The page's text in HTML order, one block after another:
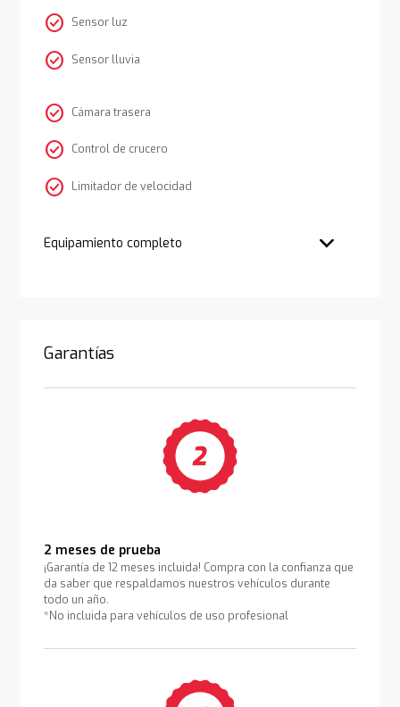
check_circle Sensor luz
check_circle Sensor lluvia
check_circle Cámara trasera
check_circle Control de crucero
check_circle Limitador de velocidad
Equipamiento completo
Garantías
2 meses de prueba
¡Garantía de 12 meses incluida! Compra con la confianza que
da saber que respaldamos nuestros vehículos durante
todo un año.
*No incluida para vehículos de uso profesional